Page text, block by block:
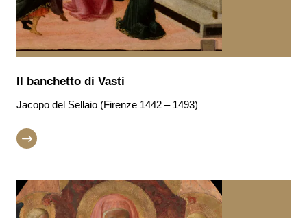
Il banchetto di Vasti
Jacopo del Sellaio (Firenze 1442 – 1493)